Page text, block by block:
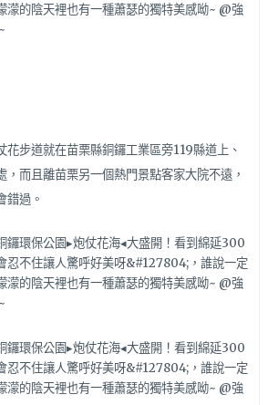
步道就在苗栗縣銅鑼工業區旁119縣道上、
，而且離苗栗另一個熱門景點客家大院不遠，
錯過。